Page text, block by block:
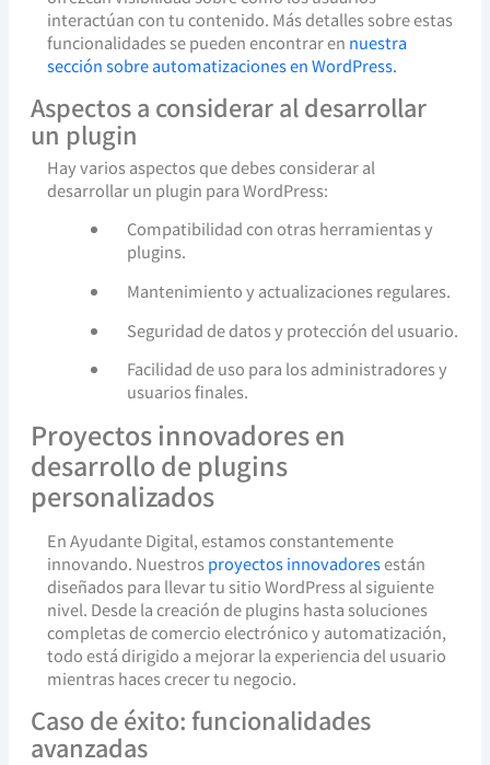
interactúan con tu contenido. Más detalles sobre estas
funcionalidades se pueden encontrar en nuestra
sección sobre automatizaciones en WordPress.
Aspectos a considerar al desarrollar
un plugin
Hay varios aspectos que debes considerar al
desarrollar un plugin para WordPress:
Compatibilidad con otras herramientas y
plugins.
Mantenimiento y actualizaciones regulares.
Seguridad de datos y protección del usuario.
Facilidad de uso para los administradores y
usuarios finales.
Proyectos innovadores en
desarrollo de plugins
personalizados
En Ayudante Digital, estamos constantemente
innovando. Nuestrosproyectos innovadoresestán
diseñados para llevar tu sitio WordPress al siguiente
nivel. Desde la creación de plugins hasta soluciones
completas de comercio electrónico y automatización,
todo está dirigido a mejorar la experiencia del usuario
mientras haces crecer tu negocio.
Caso de éxito: funcionalidades
avanzadas